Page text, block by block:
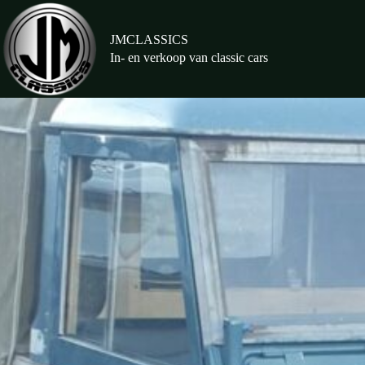
naar
de
inhoud
JMCLASSICS
In- en verkoop van classic cars